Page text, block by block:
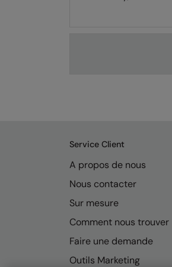
Service Client
A propos de nous
Nous contacter
Sur mesure
Comment nous trouver
Faire une demande
Outils Marketing